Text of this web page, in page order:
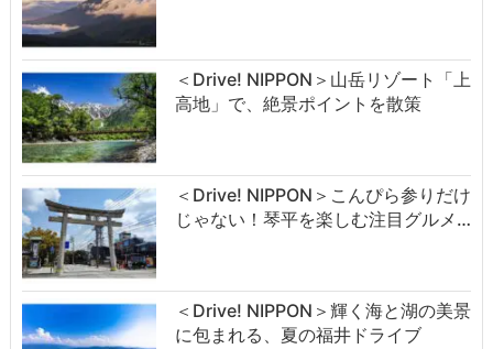
＜Drive! NIPPON＞山岳リゾート「上
高地」で、絶景ポイントを散策
＜Drive! NIPPON＞こんぴら参りだけ
じゃない！琴平を楽しむ注目グルメ…
＜Drive! NIPPON＞輝く海と湖の美景
に包まれる、夏の福井ドライブ